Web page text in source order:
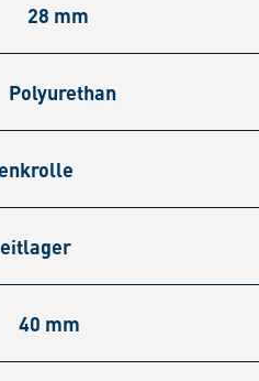
28 mm
Polyurethan
40 mm